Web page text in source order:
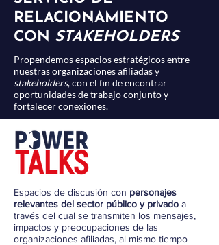
RELACIONAMIENTO
CON STAKEHOLDERS
Propendemos espacios estratégicos entre
nuestras organizaciones afiliadas y
stakeholders,con el fin de encontrar
oportunidades de trabajo conjunto y
fortalecer conexiones.
Espacios de discusión con personajes
relevantes del sector público y privado a
través del cual se transmiten los mensajes,
impactos y preocupaciones de las
organizaciones afiliadas, al mismo tiempo